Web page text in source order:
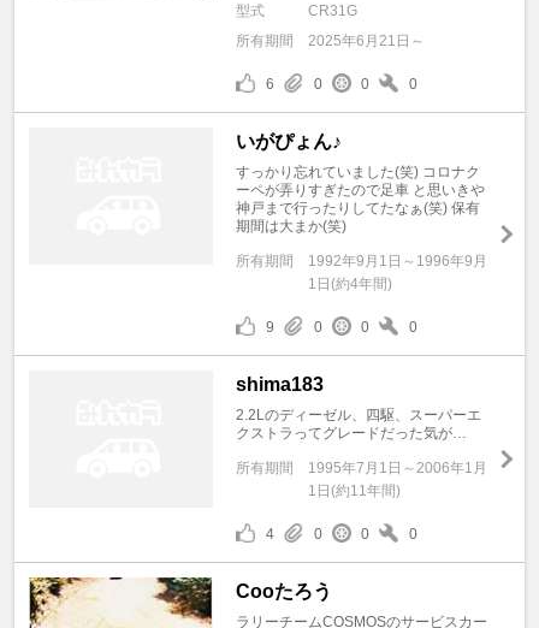
型式
CR31G
所有期間
2025年6月21日～
6 0 0 0
いがぴょん♪
すっかり忘れていました(笑) コロナク
ーペが弄りすぎたので足車 と思いきや
神戸まで行ったりしてたなぁ(笑) 保有
期間は大まか(笑)
所有期間
1992年9月1日～1996年9月
1日(約4年間)
9 0 0 0
shima183
2.2Lのディーゼル、四駆、スーパーエ
クストラってグレードだった気が…
所有期間
1995年7月1日～2006年1月
1日(約11年間)
4 0 0 0
Cooたろう
ラリーチームCOSMOSのサービスカー